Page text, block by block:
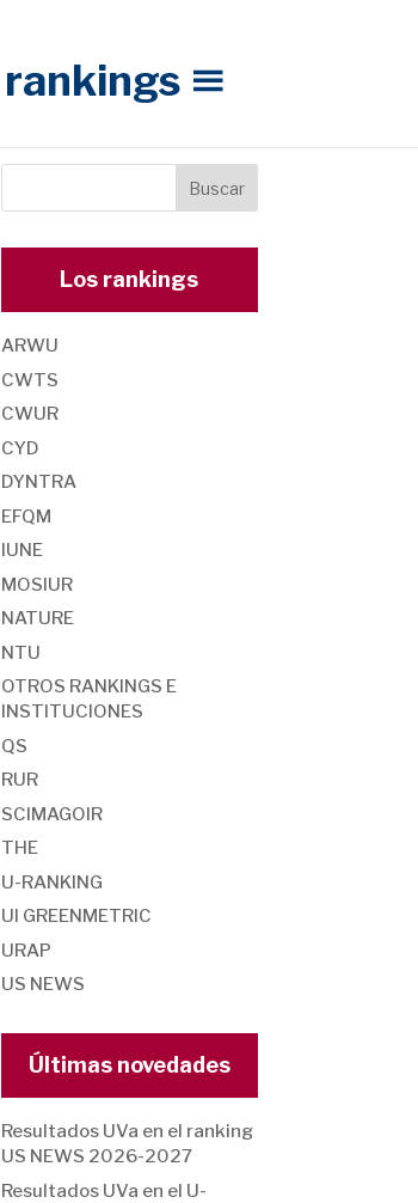
rankings
Los rankings
ARWU
CWTS
CWUR
CYD
DYNTRA
EFQM
IUNE
MOSIUR
NATURE
NTU
OTROS RANKINGS E
INSTITUCIONES
QS
RUR
SCIMAGOIR
THE
U-RANKING
UI GREENMETRIC
URAP
US NEWS
Últimas novedades
Resultados UVa en el ranking
US NEWS 2026-2027
Resultados UVa en el U-